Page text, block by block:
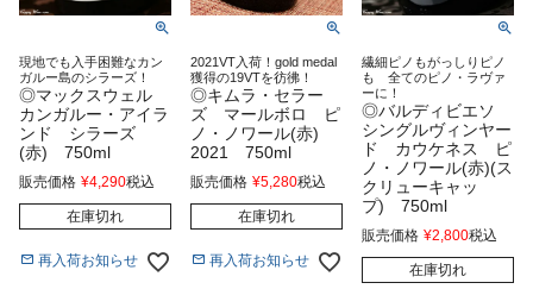
現地でも入手困難なカン
ガルー島のシラーズ！
◎マックスウェル
カンガルー・アイラ
ンド シラーズ
(赤) 750ml
販売価格 ¥4,290税込
在庫切れ
再入荷お知らせ
2021VT入荷！gold medal
獲得の19VTを彷彿！
◎キムラ・セラー
ズ マールボロ ピ
ノ・ノワール(赤)
2021 750ml
販売価格 ¥5,280税込
在庫切れ
再入荷お知らせ
繊細ピノもがっしりピノ
も 全てのピノ・ラヴァ
ーに！
◎バルディビエソ
シングルヴィンヤー
ド カウケネス ピ
ノ・ノワール(赤)(ス
クリューキャッ
プ) 750ml
販売価格 ¥2,800税込
在庫切れ